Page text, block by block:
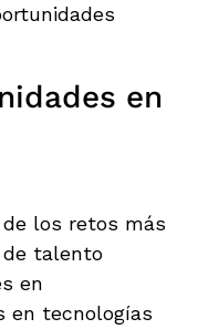
en
los retos más
de talento
en
en tecnologías